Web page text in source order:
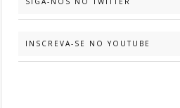
INSCREVA-SE NO YOUTUBE